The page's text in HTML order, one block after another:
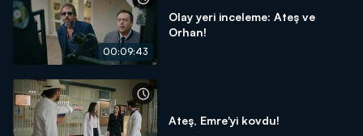
00:09:43
Olay yeri inceleme: Ateş ve
Orhan!
Ateş, Emre'yi kovdu!